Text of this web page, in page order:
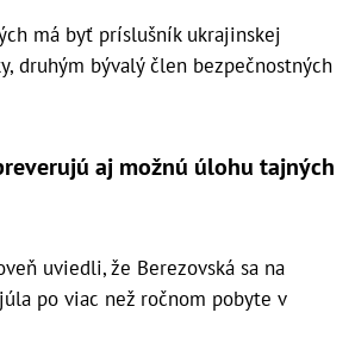
má byť príslušník ukrajinskej
druhým bývalý člen bezpečnostných
aj možnú úlohu tajných
uviedli, že Berezovská sa na
po viac než ročnom pobyte v